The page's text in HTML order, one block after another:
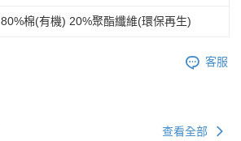
80%棉(有機) 20%聚酯纖維(環保再生)
客服
查看全部